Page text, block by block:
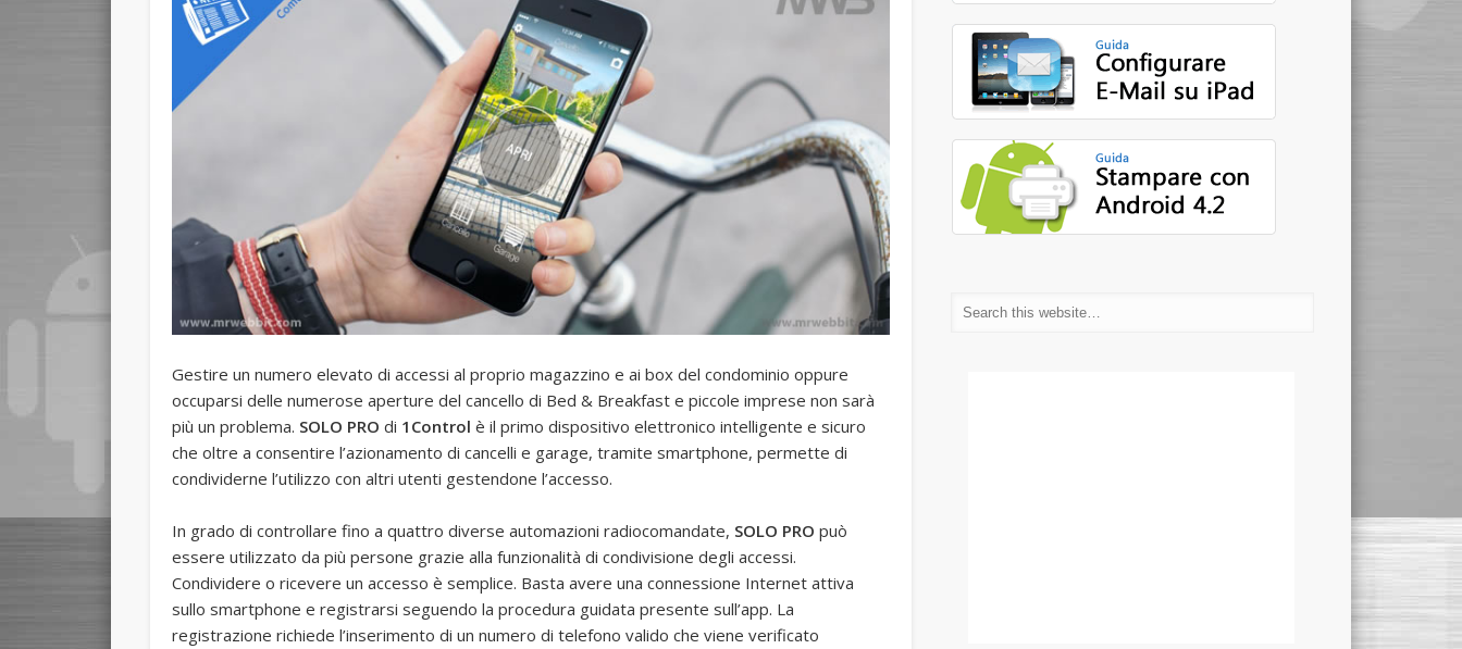
Gestire un numero elevato di accessi al proprio magazzino e ai box del condominio oppure
occuparsi delle numerose aperture del cancello di Bed & Breakfast e piccole imprese non sarà
più un problema. SOLO PROdi 1Control è il primo dispositivo elettronico intelligente e sicuro
che oltre a consentire l’azionamento di cancelli e garage, tramite smartphone, permette di
condividerne l’utilizzo con altri utenti gestendone l’accesso.
In grado di controllare fino a quattro diverse automazioni radiocomandate, SOLO PRO può
essere utilizzato da più persone grazie alla funzionalità di condivisione degli accessi.
Condividere o ricevere un accesso è semplice. Basta avere una connessione Internet attiva
sullo smartphone e registrarsi seguendo la procedura guidata presente sull’app. La
registrazione richiede l’inserimento di un numero di telefono valido che viene verificato